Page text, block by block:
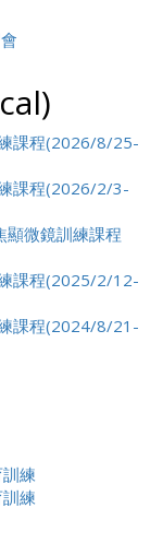
課程(2026/8/25-
課程(2026/2/3-
顯微鏡訓練課程
課程(2025/2/12-
課程(2024/8/21-
練
練